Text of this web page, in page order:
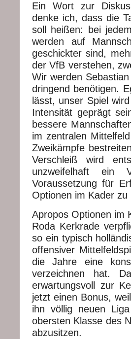
Ein Wort zur
denke ich, dass die
soll heißen: bei
werden auf
geschickter sind,
der VfB verstehen,
Wir werden
dringend benötigen.
lässt, unser Spiel
Intensität geprägt
bessere
im zentralen
Zweikämpfe
Verschleiß wird
unzweifelhaft ein
Voraussetzung für
Optionen im Kader zu
Apropos Optionen im
Roda Kerkrade
so ein typisch
offensiver
die Jahre eine
verzeichnen hat.
erwartungsvoll zur
jetzt einen Bonus,
ihn völlig neuen
obersten Klasse des
abzusitzen.